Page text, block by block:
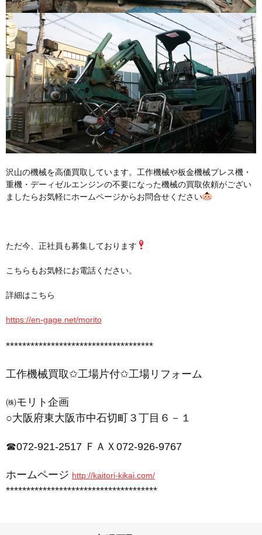
沢山の機械を高価買取しています。工作機械や板金機械プレス機・
重機・デーィゼルエンジンの不要になった機械の買取依頼がござい
ましたらお気軽にホームページからお問合せください
ただ今、正社員も募集しております
こちらもお気軽にお電話ください。
詳細はこちら
https://en-gage.net/morito
************************************
工作機械買取✩工場片付✩工場リフォーム
㈱モリト企画
○大阪府東大阪市中石切町３丁目６－１
☎072-921-2517 ＦＡＸ072-926-9767
ホームページ http://kaitori-kikai.com/
*************************************